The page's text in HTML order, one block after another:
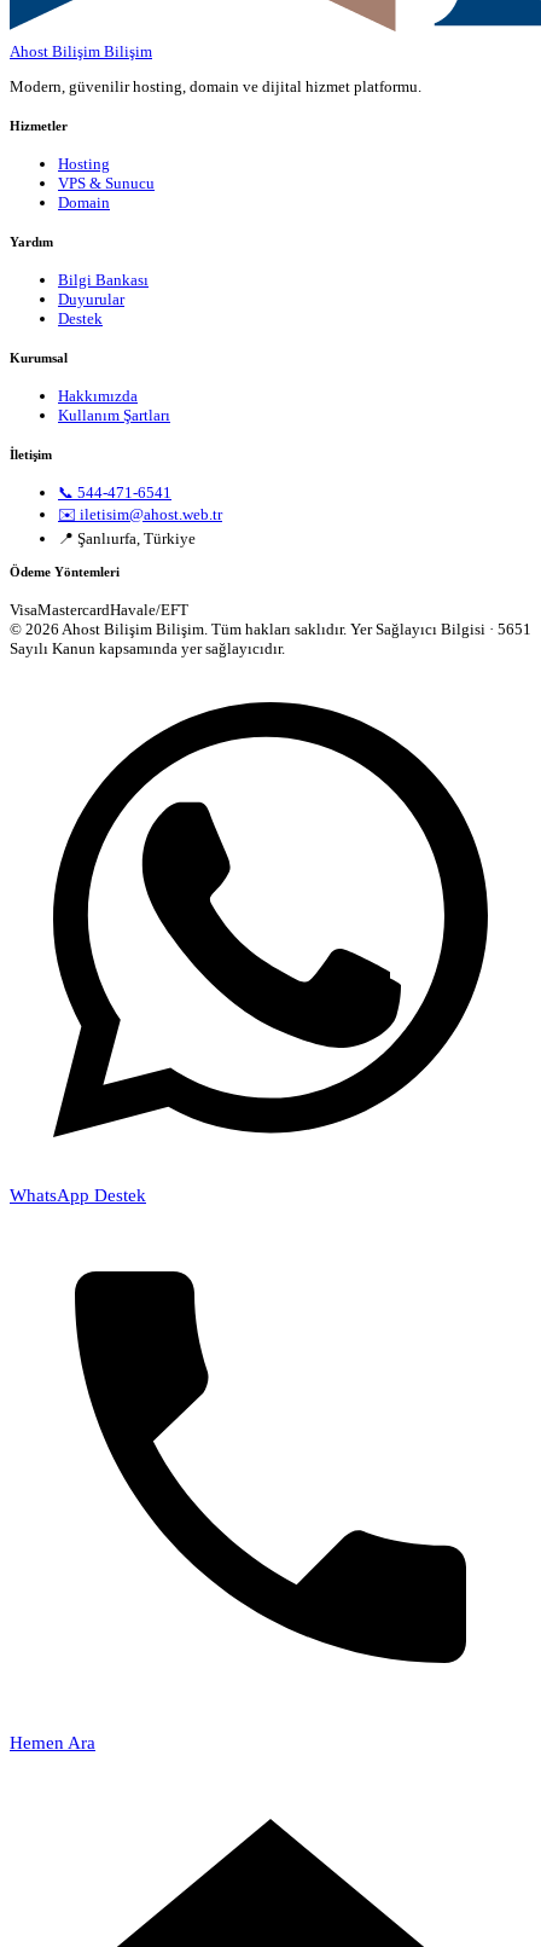
Ahost Bilişim Bilişim
Modern, güvenilir hosting, domain ve dijital hizmet platformu.
Hizmetler
Hosting
VPS & Sunucu
Domain
Yardım
Bilgi Bankası
Duyurular
Destek
Kurumsal
Hakkımızda
Kullanım Şartları
İletişim
📞 544-471-6541
✉️ iletisim@ahost.web.tr
📍 Şanlıurfa, Türkiye
Ödeme Yöntemleri
VisaMastercardHavale/EFT
© 2026 Ahost Bilişim Bilişim. Tüm hakları saklıdır. Yer Sağlayıcı Bilgisi · 5651
Sayılı Kanun kapsamında yer sağlayıcıdır.
WhatsApp Destek
Hemen Ara